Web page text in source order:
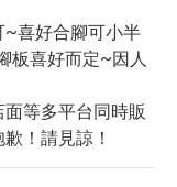
~喜好合腳可小半
板喜好而定~因人
等多平台同時販
！請見諒！